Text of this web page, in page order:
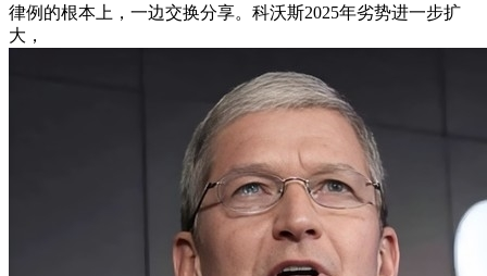
律例的根本上，一边交换分享。科沃斯2025年劣势进一步扩
大，